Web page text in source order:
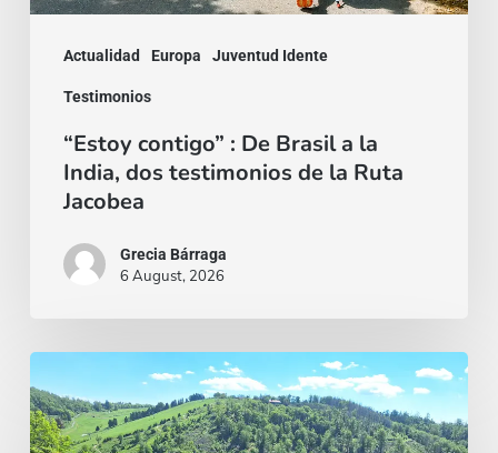
Actualidad Europa Juventud Idente
Testimonios
Ruta
Jacobea
“Estoy contigo” : De Brasil a la
India, dos testimonios de la Ruta
Jacobea
Grecia Bárraga
6 August, 2026
en
el